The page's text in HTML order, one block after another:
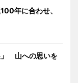
年に合わせ、
」 山への思いを